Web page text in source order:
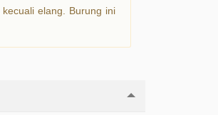
elang. Burung ini